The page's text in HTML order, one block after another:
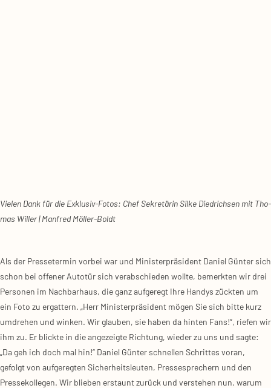
Vie­len Dank für die Exklu­siv-Fotos: Chef Sekre­tä­rinSil­ke Died­rich­sen mit Tho­
mas Wil­ler | Man­fred Möl­ler-Boldt
Als der Pres­se­ter­min vor­bei war und Minis­ter­prä­si­dent Dani­el Gün­ter sich
schon bei offe­ner Auto­tür sich ver­ab­schie­den woll­te, bemerk­ten wir drei
Per­so­nen im Nach­bar­haus, die ganz auf­ge­regt Ihre Han­dys zück­ten um
ein Foto zu ergat­tern. „Herr Minis­ter­prä­si­dent mögen Sie sich bit­te kurz
umdre­hen und win­ken. Wir glau­ben, sie haben da hin­ten Fans!“, rie­fen wir
ihm zu. Er blick­te in die ange­zeig­te Rich­tung, wie­der zu uns und sag­te:
„Da geh ich doch mal hin!“ Dani­el Gün­ter schnel­len Schrit­tes vor­an,
gefolgt von auf­ge­reg­ten Sicher­heits­leu­ten, Pres­se­spre­chern und den
Pres­se­kol­le­gen. Wir blie­ben erstaunt zurück und ver­ste­hen nun, war­um